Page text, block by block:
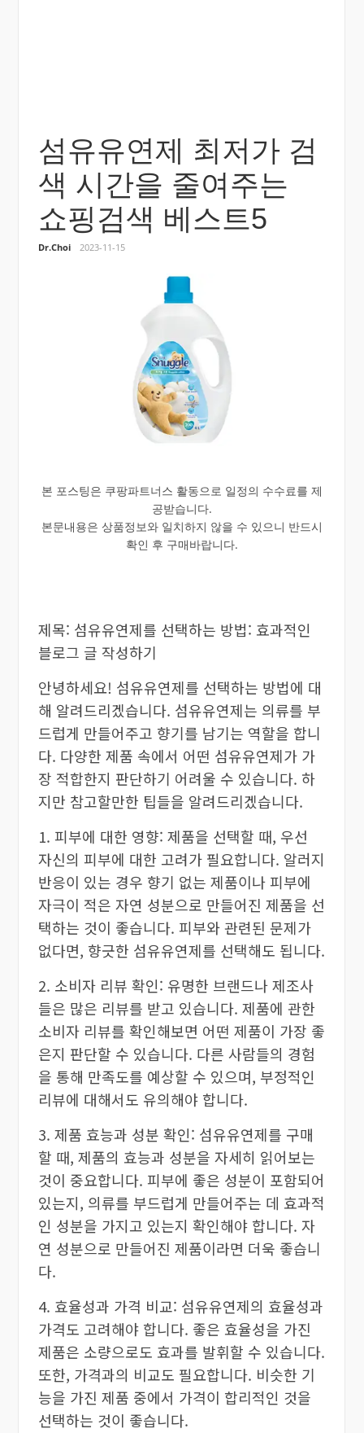
섬유유연제 최저가 검
색 시간을 줄여주는
쇼핑검색 베스트5
Dr.Choi 2023-11-15
본 포스팅은 쿠팡파트너스 활동으로 일정의 수수료를 제
공받습니다.
본문내용은 상품정보와 일치하지 않을 수 있으니 반드시
확인 후 구매바랍니다.
제목: 섬유유연제를 선택하는 방법: 효과적인
블로그 글 작성하기
안녕하세요! 섬유유연제를 선택하는 방법에 대
해 알려드리겠습니다. 섬유유연제는 의류를 부
드럽게 만들어주고 향기를 남기는 역할을 합니
다. 다양한 제품 속에서 어떤 섬유유연제가 가
장 적합한지 판단하기 어려울 수 있습니다. 하
지만 참고할만한 팁들을 알려드리겠습니다.
1. 피부에 대한 영향: 제품을 선택할 때, 우선
자신의 피부에 대한 고려가 필요합니다. 알러지
반응이 있는 경우 향기 없는 제품이나 피부에
자극이 적은 자연 성분으로 만들어진 제품을 선
택하는 것이 좋습니다. 피부와 관련된 문제가
없다면, 향긋한 섬유유연제를 선택해도 됩니다.
2. 소비자 리뷰 확인: 유명한 브랜드나 제조사
들은 많은 리뷰를 받고 있습니다. 제품에 관한
소비자 리뷰를 확인해보면 어떤 제품이 가장 좋
은지 판단할 수 있습니다. 다른 사람들의 경험
을 통해 만족도를 예상할 수 있으며, 부정적인
리뷰에 대해서도 유의해야 합니다.
3. 제품 효능과 성분 확인: 섬유유연제를 구매
할 때, 제품의 효능과 성분을 자세히 읽어보는
것이 중요합니다. 피부에 좋은 성분이 포함되어
있는지, 의류를 부드럽게 만들어주는 데 효과적
인 성분을 가지고 있는지 확인해야 합니다. 자
연 성분으로 만들어진 제품이라면 더욱 좋습니
다.
4. 효율성과 가격 비교: 섬유유연제의 효율성과
가격도 고려해야 합니다. 좋은 효율성을 가진
제품은 소량으로도 효과를 발휘할 수 있습니다.
또한, 가격과의 비교도 필요합니다. 비슷한 기
능을 가진 제품 중에서 가격이 합리적인 것을
선택하는 것이 좋습니다.